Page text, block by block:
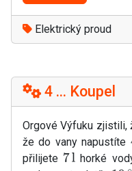
Elektrický proud
4 ... Koupel
Orgové Výfuku zjistili,
že do vany napustíte
přilijete 7 l horké